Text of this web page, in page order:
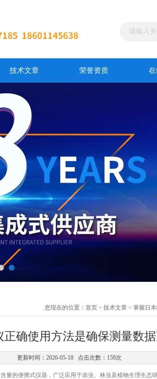
技术文章 荣誉资质
您现在的位置： 首页 > 技术文章 > 掌握日
确使用方法是确保测量数
更新时间：2026-05-18 点击次数：159次
的便携式仪器，广泛应用于农业、林业及植物生理生态